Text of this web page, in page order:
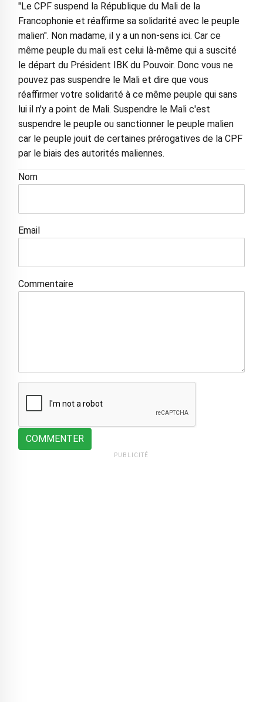
"Le CPF suspend la République du Mali de la
Francophonie et réaffirme sa solidarité avec le peuple
malien". Non madame, il y a un non-sens ici. Car ce
même peuple du mali est celui là-même qui a suscité
le départ du Président IBK du Pouvoir. Donc vous ne
pouvez pas suspendre le Mali et dire que vous
réaffirmer votre solidarité à ce même peuple qui sans
lui il n'y a point de Mali. Suspendre le Mali c'est
suspendre le peuple ou sanctionner le peuple malien
car le peuple jouit de certaines prérogatives de la CPF
par le biais des autorités maliennes.
Nom
Email
Commentaire
COMMENTER
PUBLICITÉ